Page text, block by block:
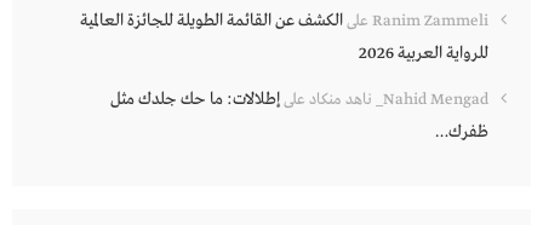
Ranim Zammeli علىالكشف عن القائمة الطويلة للجائزة العالمية
للرواية العربية 2026
Nahid Mengad_ ناهد منكاد علىإطلالات: ما حك جلدك مثل
ظفرك…